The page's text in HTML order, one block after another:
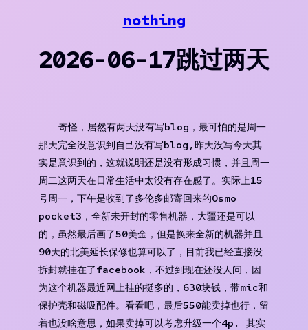
nothing
2026-06-17跳过两天
奇怪，居然有两天没有写blog，最可怕的是周一
那天完全没意识到自己没有写blog,昨天没写今天其
实是意识到的，这就说明还是没有形成习惯，并且周一
周二这两天在日常生活中太没有存在感了。实际上15
号周一，下午是收到了多伦多邮寄回来的Osmo
pocket3，全新未开封的零售机器，大疆还是可以
的，虽然最后画了50美金，但是换来全新的机器并且
90天的北美延长保修也算可以了，目前我已经直接没
拆封就挂在了facebook，不过到现在还没人问，因
为这个机器最近网上挂的挺多的，630块钱，带mic和
保护壳和磁吸配件。看看吧，最后550能卖掉也行，留
着也没啥意思，如果卖掉可以考虑升级一个4p. 其实